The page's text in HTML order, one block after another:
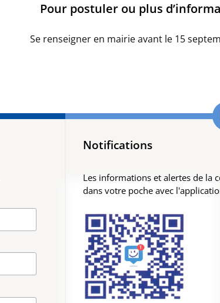
Pour postuler ou plus
Se renseigner en mairie avant le 15
Notifications
Les informations et alertes de la
dans votre poche avec